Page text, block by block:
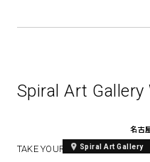
Spiral Art Gallery
名古
Spiral Art Gallery
TAKE YOUR TIME